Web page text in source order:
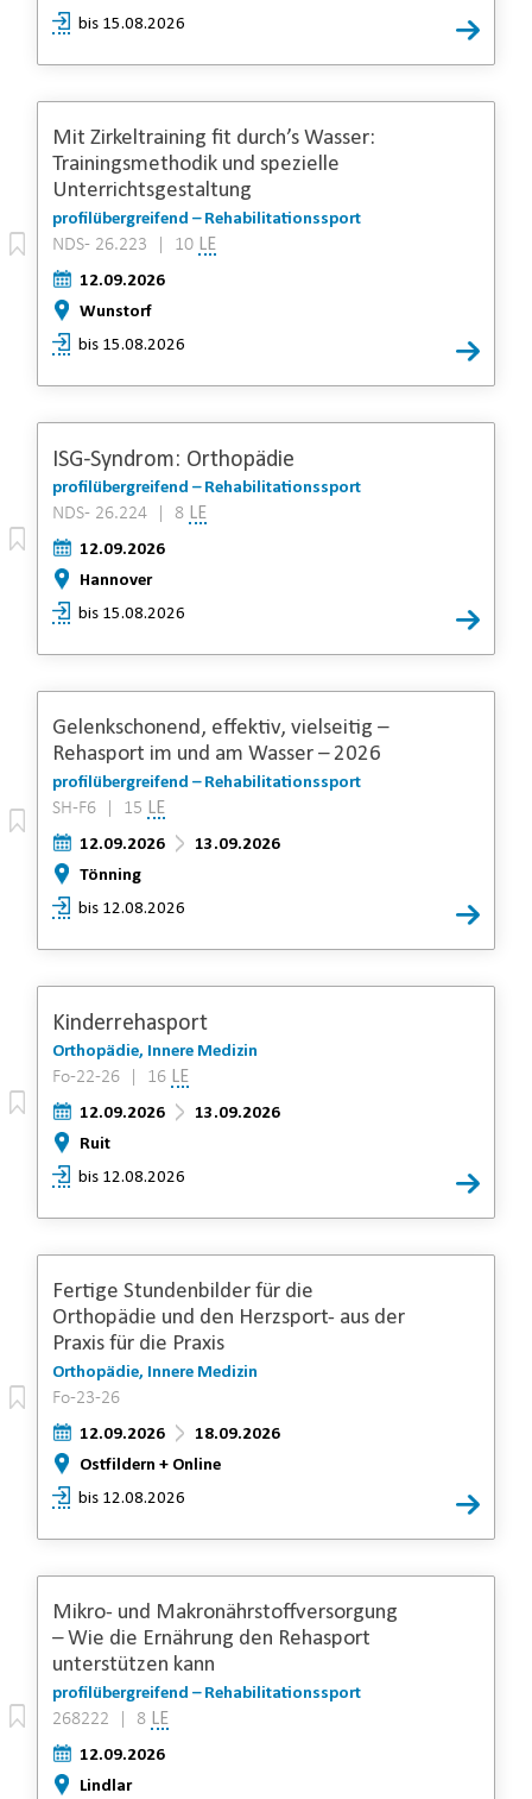
bis 15.08.2026
Mit Zirkeltraining fit durch’s Wasser:
Trainingsmethodik und spezielle
Unterrichtsgestaltung
profilübergreifend – Rehabilitationssport
NDS- 26.223 | 10 LE
12.09.2026
Wunstorf
bis 15.08.2026
ISG-Syndrom: Orthopädie
profilübergreifend – Rehabilitationssport
NDS- 26.224 | 8 LE
12.09.2026
Hannover
bis 15.08.2026
Gelenkschonend, effektiv, vielseitig –
Rehasport im und am Wasser – 2026
profilübergreifend – Rehabilitationssport
SH-F6 | 15 LE
12.09.2026
13.09.2026
Tönning
bis 12.08.2026
Kinderrehasport
Orthopädie, Innere Medizin
Fo-22-26 | 16 LE
12.09.2026
13.09.2026
Ruit
bis 12.08.2026
Fertige Stundenbilder für die
Orthopädie und den Herzsport- aus der
Praxis für die Praxis
Orthopädie, Innere Medizin
Fo-23-26
12.09.2026
18.09.2026
Ostfildern + Online
bis 12.08.2026
Mikro- und Makronährstoffversorgung
– Wie die Ernährung den Rehasport
unterstützen kann
profilübergreifend – Rehabilitationssport
268222 | 8 LE
12.09.2026
Lindlar